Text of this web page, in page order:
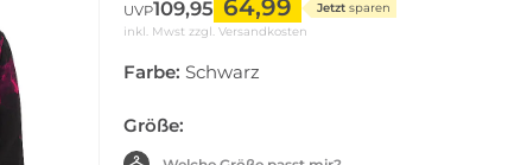
UVP109,95 64,99 Jetzt sparen
inkl. Mwst zzgl. Versandkosten
Farbe: Schwarz
Größe: